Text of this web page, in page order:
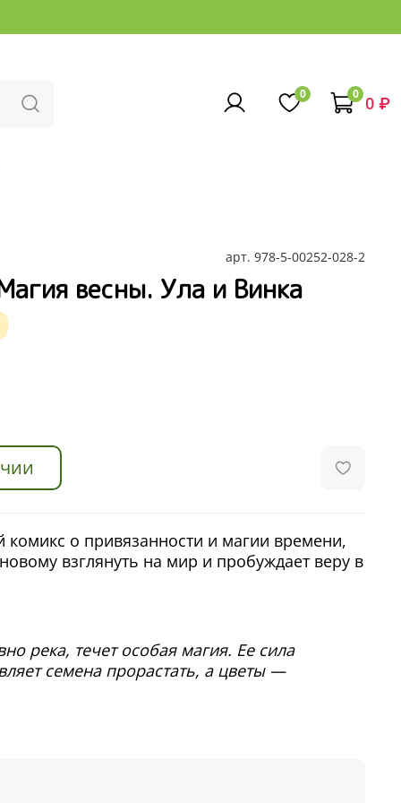
0 0 0 ₽
арт. 978-5-00252-028-2
весны. Ула и Винка
о привязанности и магии времени,
взглянуть на мир и пробуждает веру в
река, течет особая магия. Ее сила
семена прорастать, а цветы —
положить конец затянувшейся зиме с
похожа на других детей и обладает